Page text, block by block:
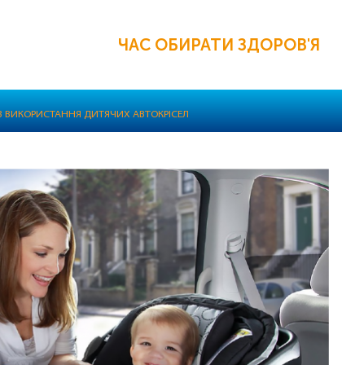
ЧАС ОБИРАТИ ЗДОРОВ'Я
ВИКОРИСТАННЯ ДИТЯЧИХ АВТОКРІСЕЛ